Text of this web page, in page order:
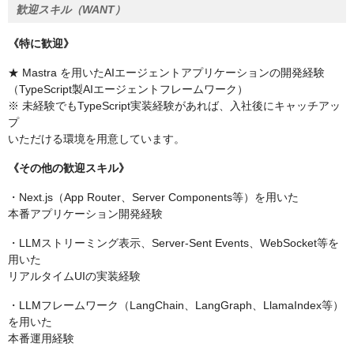
歓迎スキル（WANT）
《特に歓迎》
★ Mastra を用いたAIエージェントアプリケーションの開発経験
（TypeScript製AIエージェントフレームワーク）
※ 未経験でもTypeScript実装経験があれば、入社後にキャッチアッ
プ
いただける環境を用意しています。
《その他の歓迎スキル》
・Next.js（App Router、Server Components等）を用いた
本番アプリケーション開発経験
・LLMストリーミング表示、Server-Sent Events、WebSocket等を
用いた
リアルタイムUIの実装経験
・LLMフレームワーク（LangChain、LangGraph、LlamaIndex等）
を用いた
本番運用経験